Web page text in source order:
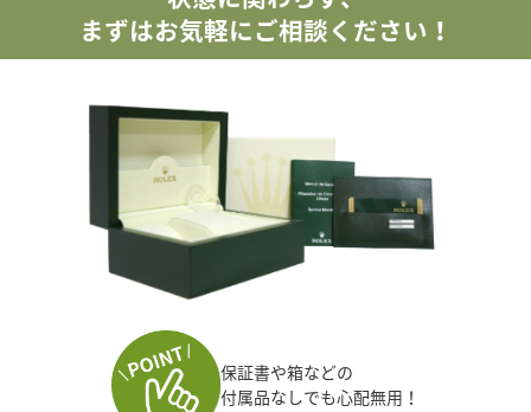
まずはお気軽にご相談ください！
保証書や箱などの
付属品なしでも心配無用！